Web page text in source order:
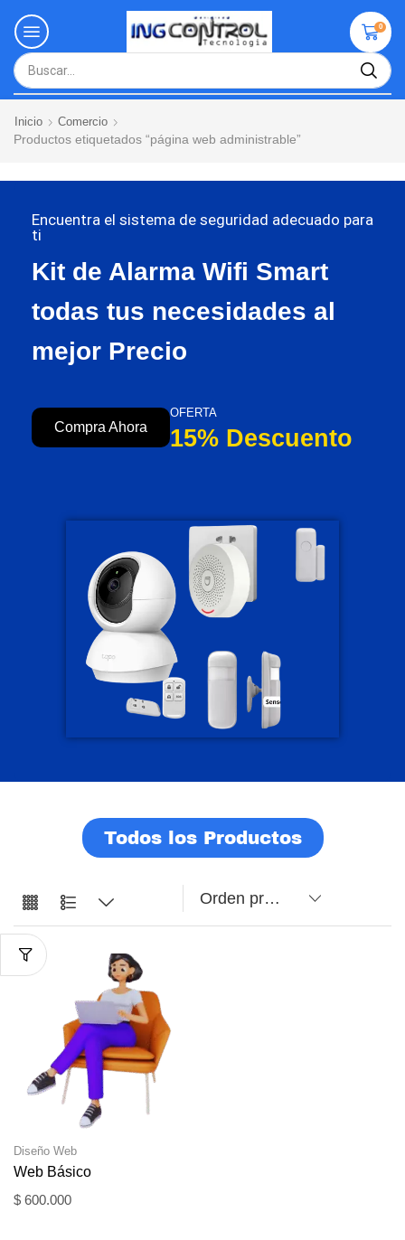
0
Inicio Comercio
Productos etiquetados “página web administrable”
Encuentra el sistema de seguridad adecuado para
ti
Kit de Alarma Wifi Smart
todas tus necesidades al
mejor Precio
Compra Ahora
OFERTA
15% Descuento
Todos los Productos
Diseño Web
Web Básico
$ 600.000